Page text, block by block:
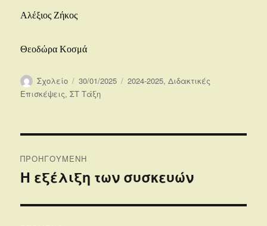
Αλέξιος Ζήκος
Θεοδώρα Κοσμά
Συντάκτης
Σχολείο
Δημοσιεύτηκε
την
30/01/2025 Κατηγορίες
2024-2025,Διδακτικές
Επισκέψεις,ΣΤ Τάξη
άρθρων
ΠΡΟΗΓΟΎΜΕΝΗ
Προηγούμενο
Η εξέλιξη των συσκευών